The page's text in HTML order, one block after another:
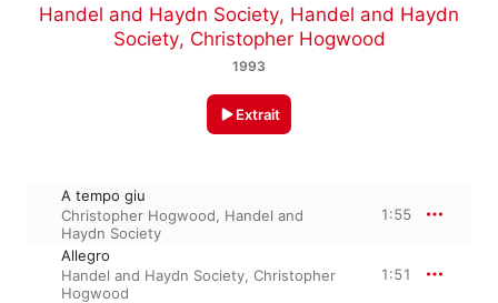
Handel and Haydn Society, Handel and Haydn
Society, Christopher Hogwood
1993
Extrait
A tempo giu
Christopher Hogwood, Handel and
Haydn Society
1:55
Allegro
Handel and Haydn Society, Christopher
Hogwood
1:51